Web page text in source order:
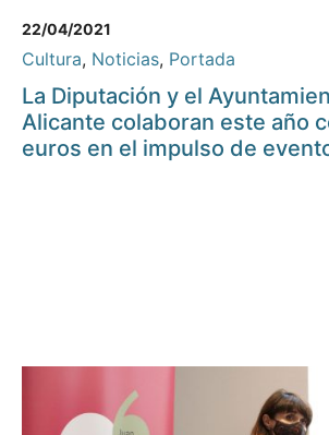
22/04/2021
Cultura, Noticias, Portada
La Diputación y el
Alicante colaboran este año
euros en el impulso de